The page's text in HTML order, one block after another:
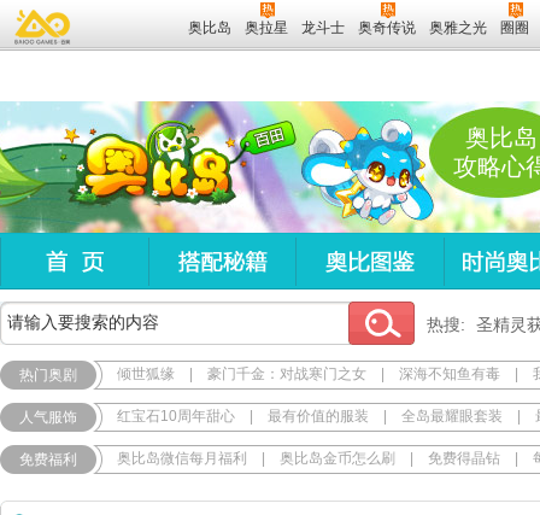
奥比岛 奥拉星 龙斗士 奥奇传说 奥雅之光 圈圈
奥比岛
攻略心
热搜: 圣精灵
热门奥剧 倾世狐缘 豪门千金：对战寒门之女 深海不知鱼有毒
人气服饰 红宝石10周年甜心 最有价值的服装 全岛最耀眼套装
免费福利 奥比岛微信每月福利 奥比岛金币怎么刷 免费得晶钻